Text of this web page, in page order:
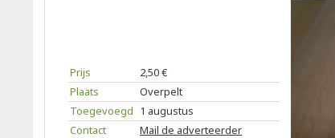
Prijs
2,50 €
Plaats
Overpelt
Toegevoegd 1 augustus
Contact
Mail de adverteerder